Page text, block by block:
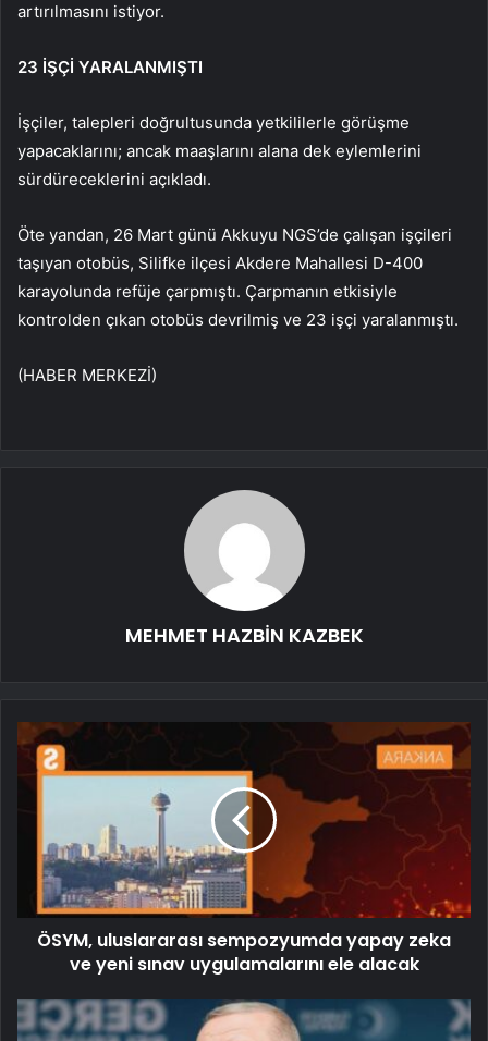
artırılmasını istiyor.
23 İŞÇİ YARALANMIŞTI
İşçiler, talepleri doğrultusunda yetkililerle görüşme
yapacaklarını; ancak maaşlarını alana dek eylemlerini
sürdüreceklerini açıkladı.
Öte yandan, 26 Mart günü Akkuyu NGS’de çalışan işçileri
taşıyan otobüs, Silifke ilçesi Akdere Mahallesi D-400
karayolunda refüje çarpmıştı. Çarpmanın etkisiyle
kontrolden çıkan otobüs devrilmiş ve 23 işçi yaralanmıştı.
(HABER MERKEZİ)
MEHMET HAZBİN KAZBEK
ÖSYM, uluslararası sempozyumda yapay zeka
ve yeni sınav uygulamalarını ele alacak